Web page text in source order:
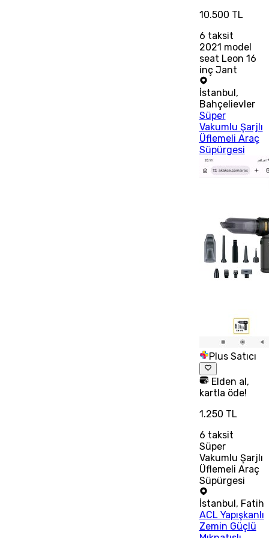
10.500 TL
6 taksit
2021 model
seat Leon 16
inç Jant
İstanbul,
Bahçelievler
Süper
Vakumlu Şarjlı
Üflemeli Araç
Süpürgesi
Plus Satıcı
Elden al,
kartla öde!
1.250 TL
6 taksit
Süper
Vakumlu Şarjlı
Üflemeli Araç
Süpürgesi
İstanbul , Fatih
ACL Yapışkanlı
Zemin Güçlü